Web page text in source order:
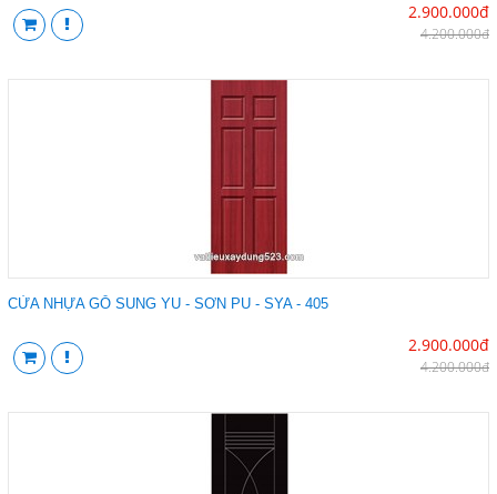
2.900.000đ
4.200.000đ
CỬA NHỰA GỖ SUNG YU - SƠN PU - SYA - 405
2.900.000đ
4.200.000đ